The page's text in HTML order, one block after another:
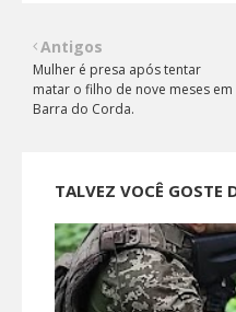
Antigos
Mulher é presa após tentar
matar o filho de nove meses em
Barra do Corda.
TALVEZ VOCÊ GOSTE